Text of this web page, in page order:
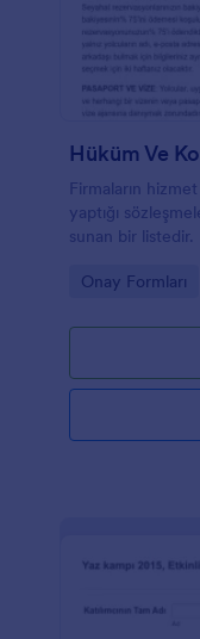
Hüküm Ve
Firmaların
yaptığı
sunan bir listedir.
Go to Category:
Onay Formları